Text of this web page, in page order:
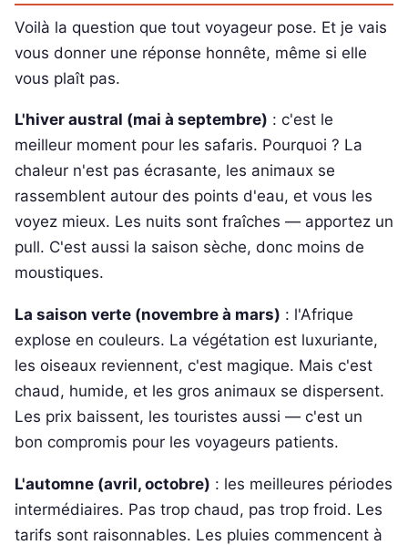
Voilà la question que tout voyageur pose. Et je vais
vous donner une réponse honnête, même si elle
vous plaît pas.
L'hiver austral (mai à septembre) : c'est le
meilleur moment pour les safaris. Pourquoi ? La
chaleur n'est pas écrasante, les animaux se
rassemblent autour des points d'eau, et vous les
voyez mieux. Les nuits sont fraîches — apportez un
pull. C'est aussi la saison sèche, donc moins de
moustiques.
La saison verte (novembre à mars) : l'Afrique
explose en couleurs. La végétation est luxuriante,
les oiseaux reviennent, c'est magique. Mais c'est
chaud, humide, et les gros animaux se dispersent.
Les prix baissent, les touristes aussi — c'est un
bon compromis pour les voyageurs patients.
L'automne (avril, octobre) : les meilleures périodes
intermédiaires. Pas trop chaud, pas trop froid. Les
tarifs sont raisonnables. Les pluies commencent à